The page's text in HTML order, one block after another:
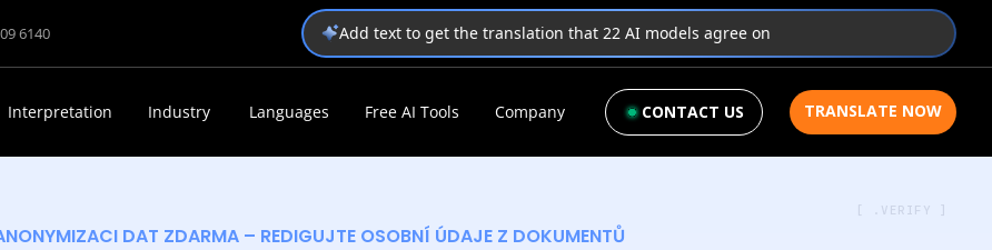
6140 Add text to get the translation that 22 AI models agree on
Interpretation Industry Languages Free AI Tools Company CONTACT US TRANSLATE NOW
[ .VERIFY ]
DAT ZDARMA – REDIGUJTE OSOBNÍ ÚDAJE Z DOKUMENTŮ